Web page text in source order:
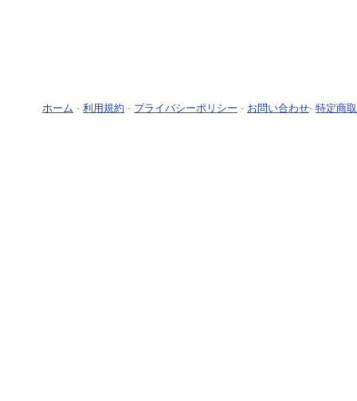
ホーム - 利用規約 - プライバシーポリシー - お問い合わせ- 特定商